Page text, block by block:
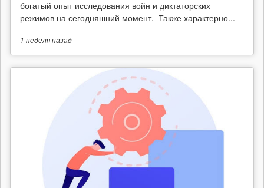
богатый опыт исследования войн и диктаторских
режимов на сегодняшний момент. Также характерно...
1 неделяназад